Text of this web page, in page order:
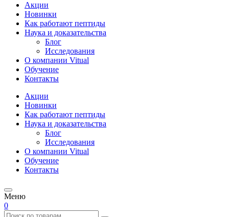
Акции
Новинки
Как работают пептиды
Наука и доказательства
Блог
Исследования
О компании Vitual
Обучение
Контакты
Акции
Новинки
Как работают пептиды
Наука и доказательства
Блог
Исследования
О компании Vitual
Обучение
Контакты
Меню
0